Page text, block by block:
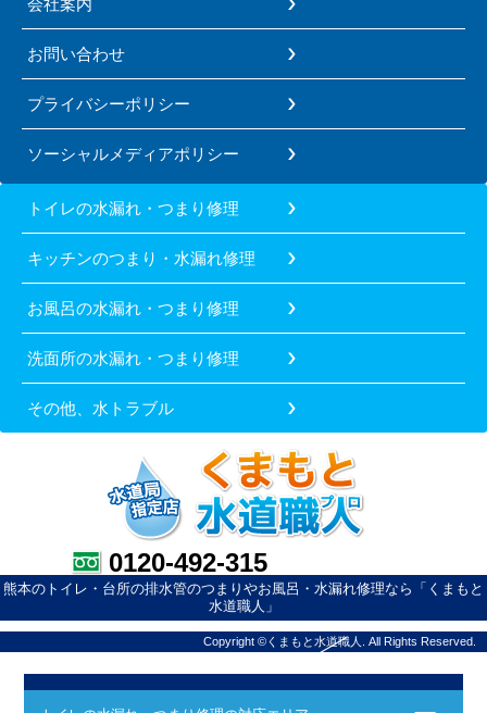
お問い合わせ
プライバシーポリシー
ソーシャルメディアポリシー
トイレの水漏れ・つまり修理
キッチンのつまり・水漏れ修理
お風呂の水漏れ・つまり修理
洗面所の水漏れ・つまり修理
その他、水トラブル
0120-492-315
熊本のトイレ・台所の排水管のつまりやお風呂・水漏れ修理なら「くまもと
水道職人」
Copyright ©くまもと水道職人. All Rights Reserved.